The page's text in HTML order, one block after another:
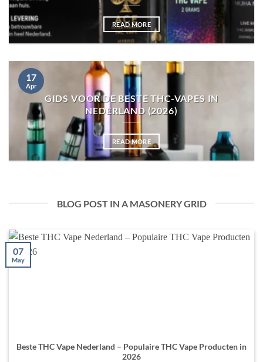
READ MORE
GIDS VOOR DE BESTE THC-VAPES IN
NEDERLAND (2026)
READ MORE
17
Apr
BLOG POST IN A MASONERY GRID
Beste THC Vape Nederland – Populaire THC Vape Producten in
2026
07
May